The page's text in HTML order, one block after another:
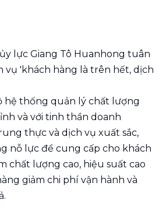
lực Giang Tô Huanhong tuân
vụ 'khách hàng là trên hết, dịch
hệ thống quản lý chất lượng
và với tinh thần doanh
thực và dịch vụ xuất sắc,
nỗ lực để cung cấp cho khách
chất lượng cao, hiệu suất cao
giảm chi phí vận hành và